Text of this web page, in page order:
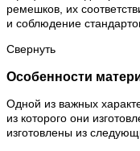
ремешков, их
и соблюдение
Свернуть
Особенности
Одной из важных
из которого они
изготовлены из